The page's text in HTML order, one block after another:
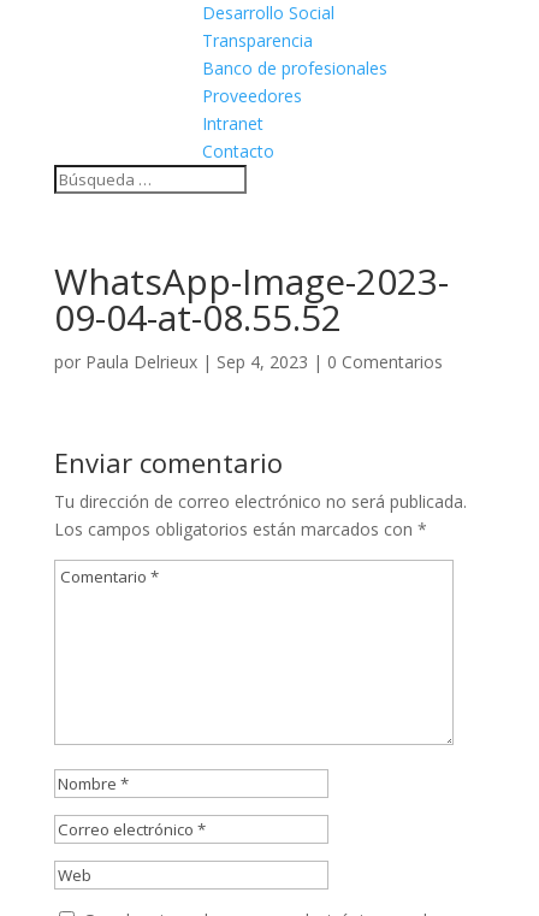
Desarrollo Social
Transparencia
Banco de profesionales
Proveedores
Intranet
Contacto
WhatsApp-Image-2023-
09-04-at-08.55.52
por Paula Delrieux| Sep 4, 2023 | 0 Comentarios
Enviar comentario
Tu dirección de correo electrónico no será publicada.
Los campos obligatorios están marcados con *